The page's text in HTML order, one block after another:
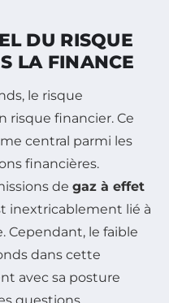
DU RISQUE
LA FINANCE
le risque
risque financier. Ce
central parmi les
financières.
de gaz à effet
inextricablement lié à
Cependant, le faible
dans cette
avec sa posture